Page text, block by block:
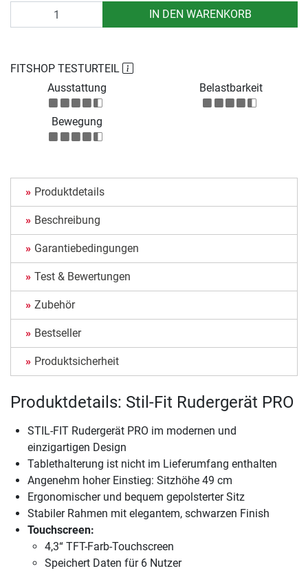
IN DEN WARENKORB
FITSHOP TESTURTEIL
Ausstattung
Belastbarkeit
Bewegung
Produktdetails
Beschreibung
Garantiebedingungen
Test & Bewertungen
Zubehör
Bestseller
Produktsicherheit
Produktdetails: Stil-Fit Rudergerät PRO
STIL-FIT Rudergerät PRO im modernen und
einzigartigen Design
Tablethalterung ist nicht im Lieferumfang enthalten
Angenehm hoher Einstieg: Sitzhöhe 49 cm
Ergonomischer und bequem gepolsterter Sitz
Stabiler Rahmen mit elegantem, schwarzen Finish
Touchscreen:
4,3“ TFT-Farb-Touchscreen
Speichert Daten für 6 Nutzer